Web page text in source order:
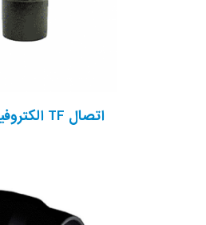
اتصال TF الکتروفیوژن